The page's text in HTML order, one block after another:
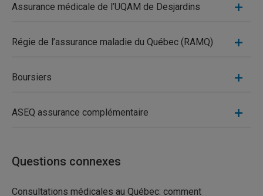
Assurance médicale de l’UQAM de Desjardins
Régie de l’assurance maladie du Québec (RAMQ)
Boursiers
ASEQ assurance complémentaire
Questions connexes
Consultations médicales au Québec: comment